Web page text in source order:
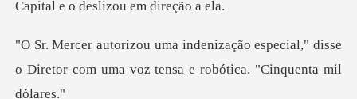
especial," disse
o Diretor com uma voz t